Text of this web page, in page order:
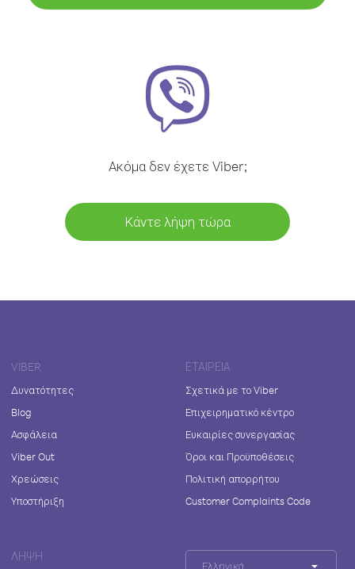
Ακόμα δεν έχετε Viber;
Κάντε λήψη τώρα
VIBER
Δυνατότητες
Blog
Ασφάλεια
Viber Out
Χρεώσεις
Υποστήριξη
ΕΤΑΙΡΕΊΑ
Σχετικά με το Viber
Επιχειρηματικό κέντρο
Ευκαιρίες συνεργασίας
Όροι και Προϋποθέσεις
Πολιτική απορρήτου
Customer Complaints Code
ΛΉΨΗ
Ελληνικά